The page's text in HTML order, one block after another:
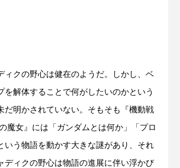
ィクの野心は健在のようだ。しかし、ベ
を解体することで何がしたいのかという
だ明かされていない。そもそも『機動戦
魔女』には「ガンダムとは何か」「プロ
いう物語を動かす大きな謎があり、それ
ディクの野心は物語の進展に伴い浮かび